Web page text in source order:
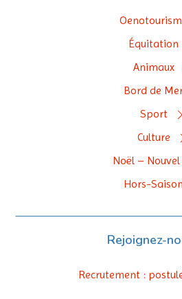
Équitation
Animaux
Bord de
Sport
Culture
Noël – Nouvel
Hors-Saison
Rejoignez-
Recrutement :